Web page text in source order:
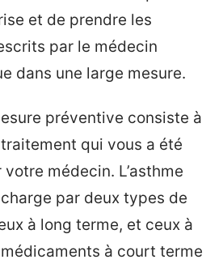
et de prendre les
par le médecin
dans une large mesure.
préventive consiste à
qui vous a été
médecin. L’asthme
par deux types de
à long terme, et ceux à
à court terme